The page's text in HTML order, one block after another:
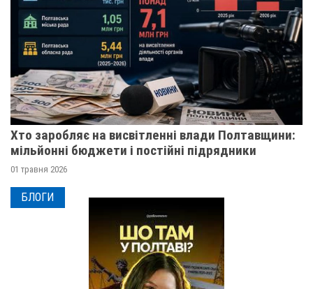
Хто заробляє на висвітленні влади Полтавщини:
мільйонні бюджети і постійні підрядники
01 травня 2026
БЛОГИ